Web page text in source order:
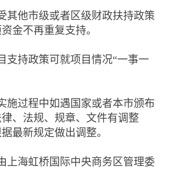
他市级或者区级财政扶持政策
金不再重复支持。
持政策可就项目情况“一事一
过程中如遇国家或者本市颁布
、法规、规章、文件有调整
最新规定做出调整。
海虹桥国际中央商务区管理委